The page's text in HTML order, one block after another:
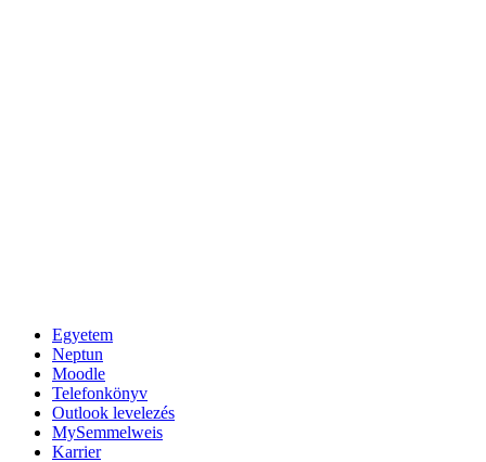
Egyetem
Neptun
Moodle
Telefonkönyv
Outlook levelezés
MySemmelweis
Karrier